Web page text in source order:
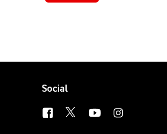
Follow
Social